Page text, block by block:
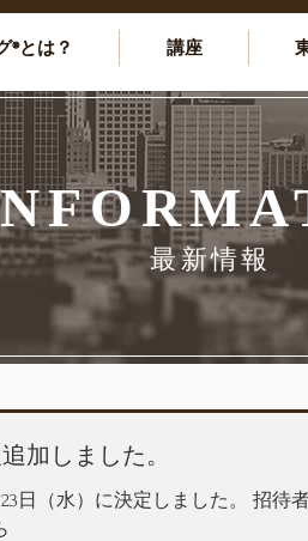
®とは？ 講座
最新情報
加しました。
日（水）に決定しました。 招待者